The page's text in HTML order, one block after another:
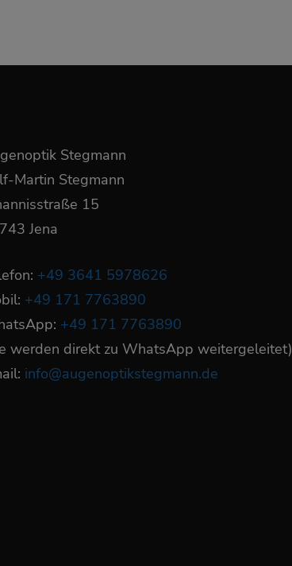
Stegmann
Martin Stegmann
15
Jena
+49 3641 5978626
+49 171 7763890
+49 171 7763890
werden direkt zu WhatsApp weitergeleitet)
info@augenoptikstegmann.de